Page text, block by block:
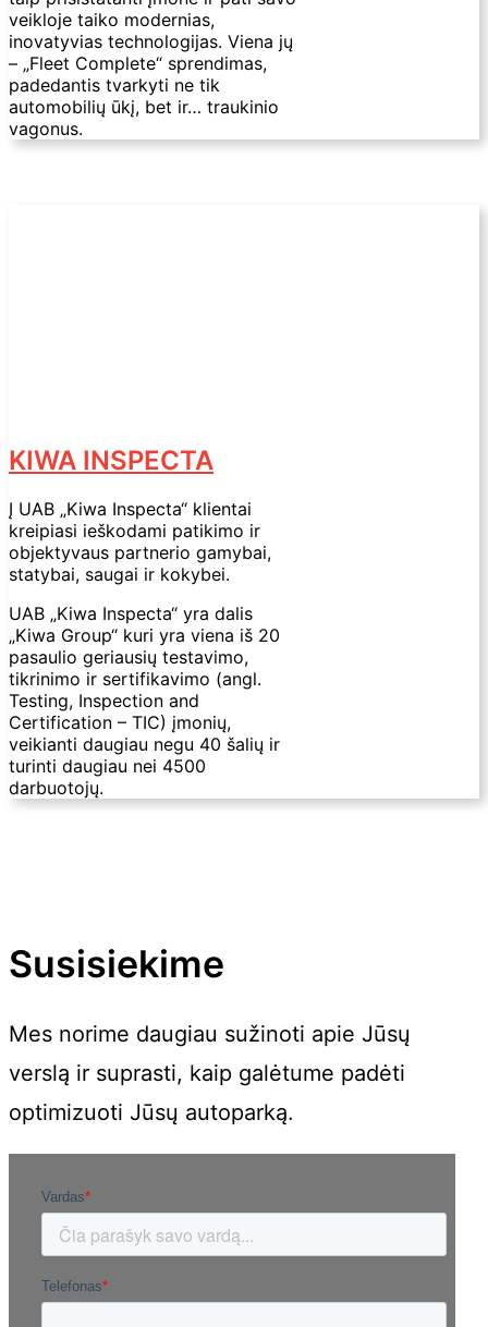
veikloje taiko modernias,
inovatyvias technologijas. Viena jų
– „Fleet Complete“ sprendimas,
padedantis tvarkyti ne tik
automobilių ūkį, bet ir… traukinio
vagonus.
KIWA INSPECTA
Į UAB „Kiwa Inspecta“ klientai
kreipiasi ieškodami patikimo ir
objektyvaus partnerio gamybai,
statybai, saugai ir kokybei.
UAB „Kiwa Inspecta“ yra dalis
„Kiwa Group“ kuri yra viena iš 20
pasaulio geriausių testavimo,
tikrinimo ir sertifikavimo (angl.
Testing, Inspection and
Certification – TIC) įmonių,
veikianti daugiau negu 40 šalių ir
turinti daugiau nei 4500
darbuotojų.
Susisiekime
Mes norime daugiau sužinoti apie Jūsų
verslą ir suprasti, kaip galėtume padėti
optimizuoti Jūsų autoparką.